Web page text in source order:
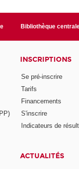
Bibliothèque
INSCRIPTIONS
Se pré-inscrire
Tarifs
Financements
S'inscrire
Indicateurs de
ACTUALITÉS